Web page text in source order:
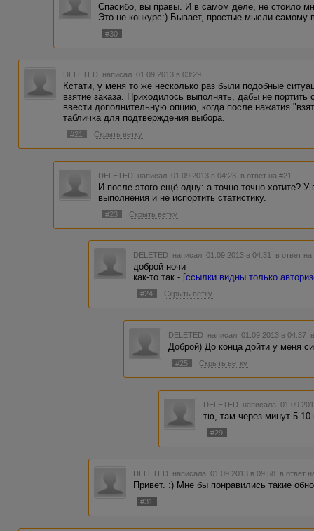
Спасибо, вы правы. И в самом деле, не стоило
Это не конкурс:) Бывает, простые мысли самому
#30
DELETED написал 01.09.2013 в 03:29
Кстати, у меня то же несколько раз были подобные
взятие заказа. Приходилось выполнять, дабы не
ввести дополнительную опцию, когда после нажатия
табличка для подтверждения выбора.
#21 Скрыть ветку
DELETED написал 01.09.2013 в 04:23 в ответ на #21
И после этого ещё одну: а точно-точно хотите? У
выполнения и не испортить статистику.
#23 Скрыть ветку
DELETED написал 01.09.2013 в 04:31 в ответ
доброй ночи
как-то так - [ссылки видны только
#24 Скрыть ветку
DELETED написал 01.09.2013 в 04:37
Доброй) До конца дойти у меня
#25 Скрыть ветку
DELETED написала
тю, там через минут 5-
#29
DELETED написала 01.09.2013 в 09:58 в ответ
Привет. :) Мне бы понравились такие
#31